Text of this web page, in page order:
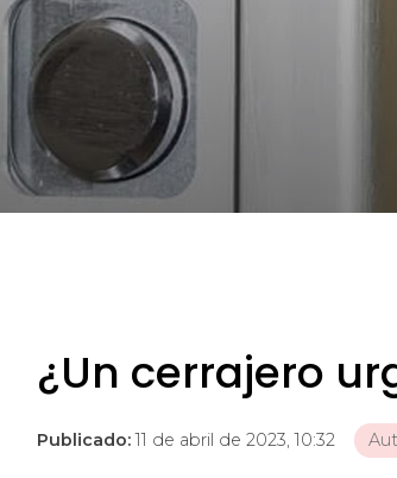
¿Un cerrajero
Publicado: 11 de abril de 2023, 10:32